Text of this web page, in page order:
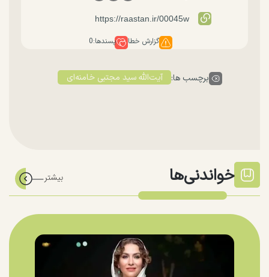
گزارش خطا پسندها:0
برچسب ها: آیت‌الله سید مجتبی خامنه‌ای
خواندنی‌ها